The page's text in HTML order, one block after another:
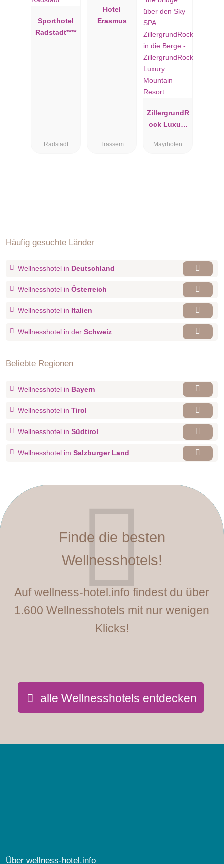
Sporthotel
Radstadt****
Radstadt
Hotel
Erasmus
Trassem
ZillergrundR
ock Luxury
Resort
Mayrhofen
Häufig gesuchte Länder
Wellnesshotel in Deutschland
Wellnesshotel in Österreich
Wellnesshotel in Italien
Wellnesshotel in der Schweiz
Beliebte Regionen
Wellnesshotel in Bayern
Wellnesshotel in Tirol
Wellnesshotel in Südtirol
Wellnesshotel im Salzburger Land
Finde die besten
Wellnesshotels!
Auf wellness-hotel.info findest du über
1.600 Wellnesshotels mit nur wenigen
Klicks!
alle Wellnesshotels entdecken
Über wellness-hotel.info